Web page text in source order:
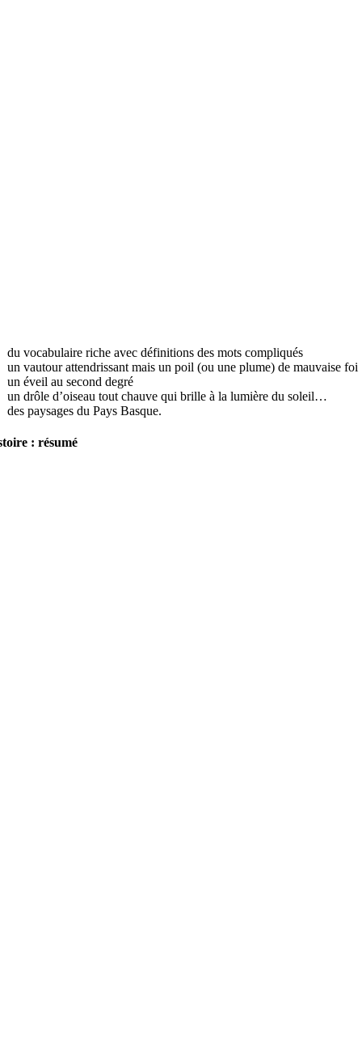
du vocabulaire riche avec définitions des mots compliqués
un vautour attendrissant mais un poil (ou une plume) de mauvaise foi
un éveil au second degré
un drôle d’oiseau tout chauve qui brille à la lumière du soleil…
des paysages du Pays Basque.
: résumé